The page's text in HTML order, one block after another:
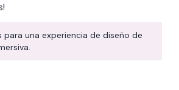
para una experiencia de diseño de